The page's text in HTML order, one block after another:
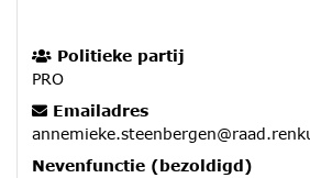
Politieke partij
PRO
Emailadres
Nevenfunctie (bezoldigd)